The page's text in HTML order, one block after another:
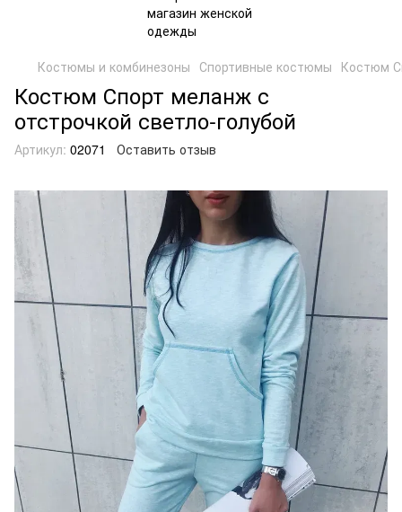
Костюмы и комбинезоны Спортивные костюмы Костюм
Костюм Спорт меланж с
отстрочкой светло-голубой
Артикул: 02071 Оставить отзыв